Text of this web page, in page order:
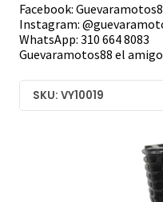
Facebook:
Instagram:
WhatsApp: 310 664 8083
Guevaramotos88 el amigo
SKU: VY10019